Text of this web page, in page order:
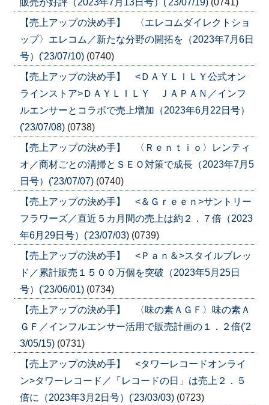
販売が好評（2023年7月13日号）('23/07/19) (0741)
【売上アップの決め手】 〈エレコムダイレクトショ
ップ〉エレコム／新たな分野の開拓を（2023年7月6日
号）('23/07/10) (0740)
【売上アップの決め手】 <ＤＡＹＬＩＬＹ公式オン
ラインストア>ＤＡＹＬＩＬＹ ＪＡＰＡＮ／インフ
ルエンサーとコラボで売上増加（2023年6月22日号）
('23/07/08) (0738)
【売上アップの決め手】 〈Ｒｅｎｔｉｏ〉レンティ
オ／商材ごとの清掃とＳＥＯ対策で成長（2023年7月5
日号）('23/07/07) (0740)
【売上アップの決め手】 <＆Ｇｒｅｅｎ>サントリー
フラワーズ／直近５カ月間の売上は約２．７倍（2023
年6月29日号）('23/07/03) (0739)
【売上アップの決め手】 <Ｐａｎ＆>スタイルブレッ
ド／累計販売１５００万個を突破（2023年5月25日
号）('23/06/01) (0734)
【売上アップの決め手】 〈味の素ＡＧＦ〉味の素Ａ
ＧＦ／インフルエンサー活用で販売計画の１．２倍('2
3/05/15) (0731)
【売上アップの決め手】 <タワーレコードオンライ
ン>タワーレコード／「レコードの日」は売上２．５
倍に（2023年3月2日号）('23/03/03) (0723)